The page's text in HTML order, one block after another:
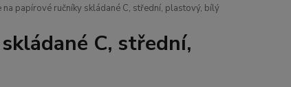
na papírové ručníky skládané C, střední, plastový, bílý
C, střední,